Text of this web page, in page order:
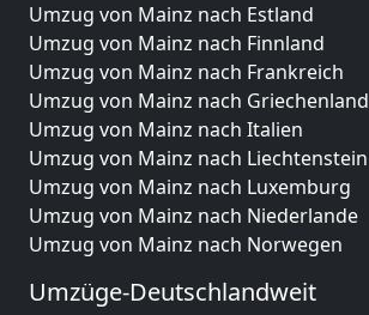
Umzug von Mainz nach Estland
Umzug von Mainz nach Finnland
Umzug von Mainz nach Frankreich
Umzug von Mainz nach Griechenland
Umzug von Mainz nach Italien
Umzug von Mainz nach Liechtenstein
Umzug von Mainz nach Luxemburg
Umzug von Mainz nach Niederlande
Umzug von Mainz nach Norwegen
Umzüge-Deutschlandweit